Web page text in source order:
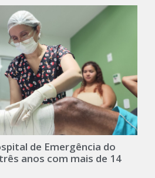
de Emergência do
anos com mais de 14